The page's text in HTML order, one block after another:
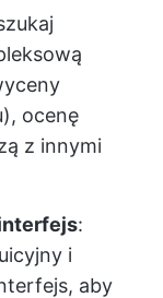
ocenę
z innymi
:
i
aby